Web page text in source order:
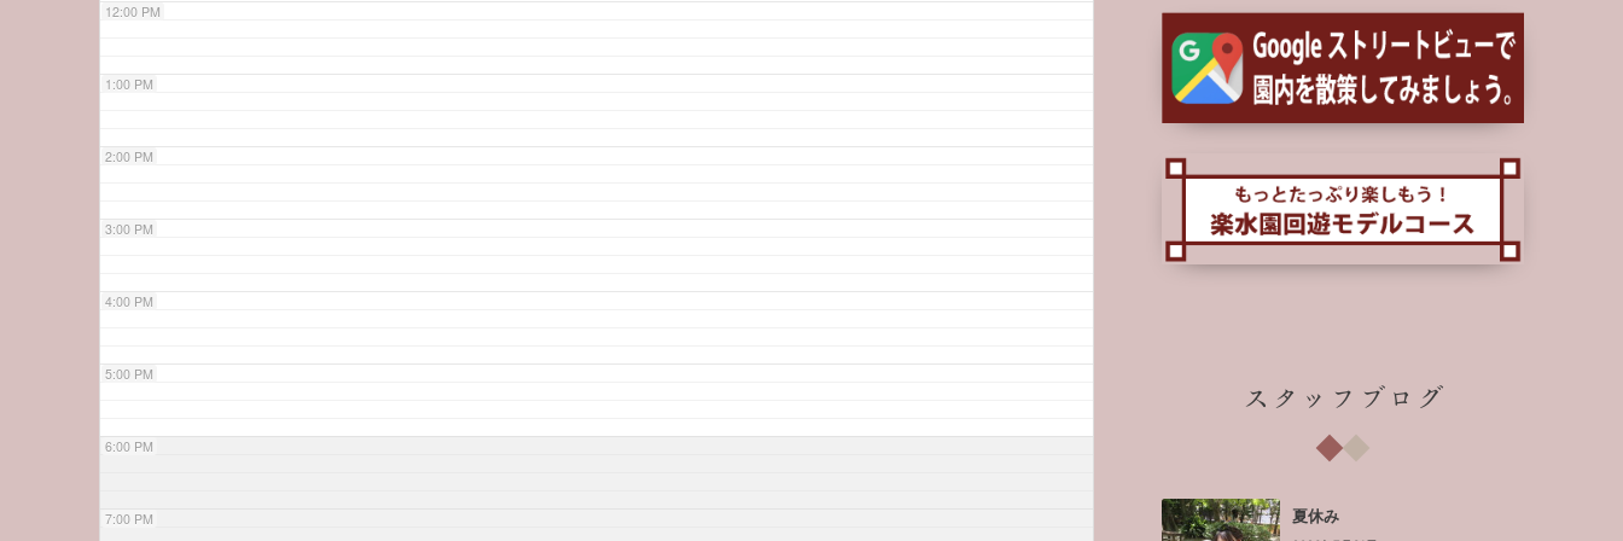
12:00 PM
1:00 PM
2:00 PM
3:00 PM
4:00 PM
5:00 PM
6:00 PM
7:00 PM
スタッフブログ
夏休み